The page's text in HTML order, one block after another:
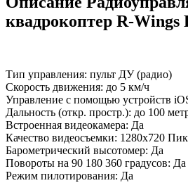
квадрокоптер R-Wings
Тип управления: пульт ДУ (радио)
Скорость движения: до 5 км/ч
Управление с помощью устройств
Дальность (откр. простр.): до 100
Встроенная видеокамера: Да
Качество видеосъемки: 1280x720
Барометрический высотомер: Да
Повороты на 90 180 360 градусов: Да
Режим пилотирования: Да